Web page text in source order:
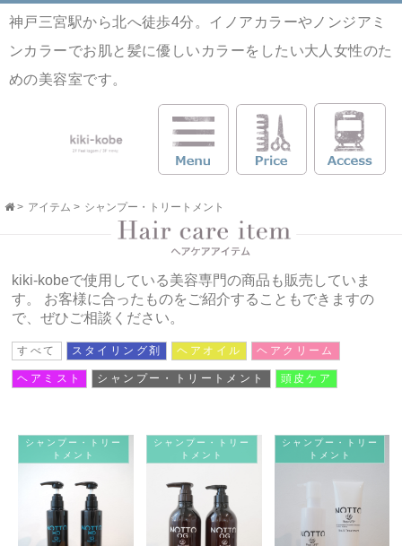
神戸三宮駅から北へ徒歩4分。イノアカラーやノンジアミ
ンカラーでお肌と髪に優しいカラーをしたい大人女性のた
めの美容室です。
> アイテム > シャンプー・トリートメント
kiki-kobeで使用している美容専門の商品も販売していま
す。
お客様に合ったものをご紹介することもできますの
で、ぜひご相談ください。
すべて スタイリング剤 ヘアオイル ヘアクリーム
ヘアミスト シャンプー・トリートメント 頭皮ケア
シャンプー・トリー
トメント
シャンプー・トリー
トメント
シャンプー・トリー
トメント